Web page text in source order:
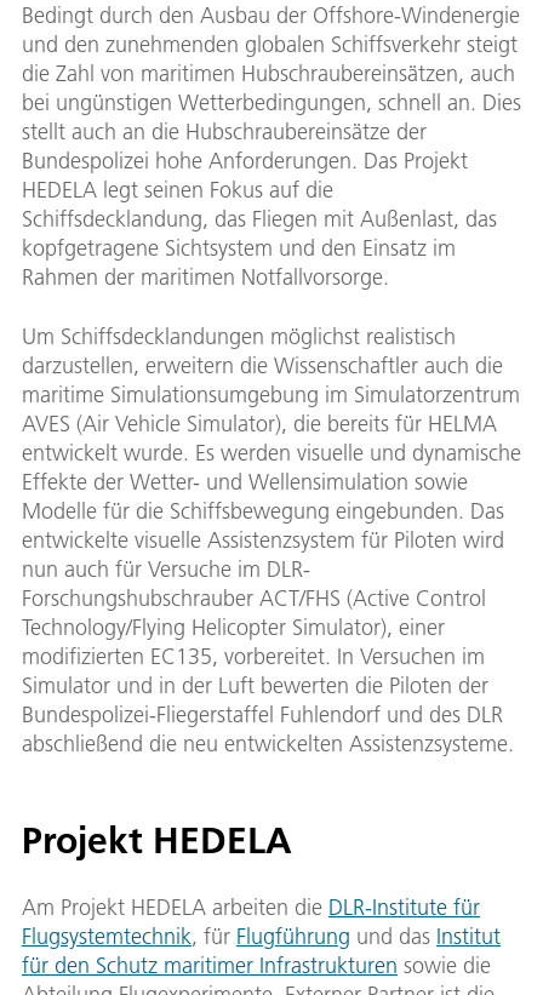
Bedingt durch den Ausbau der Offshore-Windenergie
und den zunehmenden globalen Schiffsverkehr steigt
die Zahl von maritimen Hubschraubereinsätzen, auch
bei ungünstigen Wetterbedingungen, schnell an. Dies
stellt auch an die Hubschraubereinsätze der
Bundespolizei hohe Anforderungen. Das Projekt
HEDELA legt seinen Fokus auf die
Schiffsdecklandung, das Fliegen mit Außenlast, das
kopfgetragene Sichtsystem und den Einsatz im
Rahmen der maritimen Notfallvorsorge.
Um Schiffsdecklandungen möglichst realistisch
darzustellen, erweitern die Wissenschaftler auch die
maritime Simulationsumgebung im Simulatorzentrum
AVES (Air Vehicle Simulator), die bereits für HELMA
entwickelt wurde. Es werden visuelle und dynamische
Effekte der Wetter- und Wellensimulation sowie
Modelle für die Schiffsbewegung eingebunden. Das
entwickelte visuelle Assistenzsystem für Piloten wird
nun auch für Versuche im DLR-
Forschungshubschrauber ACT/FHS (Active Control
Technology/Flying Helicopter Simulator), einer
modifizierten EC135, vorbereitet. In Versuchen im
Simulator und in der Luft bewerten die Piloten der
Bundespolizei-Fliegerstaffel Fuhlendorf und des DLR
abschließend die neu entwickelten Assistenzsysteme.
Projekt HEDELA
Am Projekt HEDELA arbeiten die DLR-Institute für
Flugsystemtechnik, für Flugführung und das Institut
für den Schutz maritimer Infrastrukturen sowie die